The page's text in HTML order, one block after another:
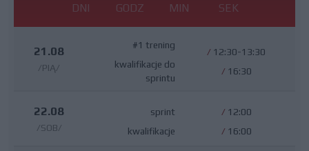
DNI GODZ MIN SEK
21.08
/PIĄ/
#1 trening
kwalifikacje do
sprintu
/ 12:30-13:30
/ 16:30
22.08
/SOB/
sprint
kwalifikacje
/ 12:00
/ 16:00